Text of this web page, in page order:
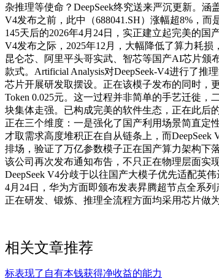
杂推理等使命？DeepSeek终究送来严沉更新。
V4发布之前，此中（688041.SH）涨幅超8%，
145天后的2026年4月24日，实正建立起完美的国
V4发布之际，2025年12月，大幅降低了算力耗
昆仑芯、阿里平头哥实武、智芯等国产AI芯片颁
款式。Artificial Analysis对DeepSeek-V4进行了
芯片开展研发取摆设。正在该模子发布的同时，
Token 0.025元。这一过程并非简单的手艺迁徙
块集体走强。已构成完美的软件生态，正在此后
正在三个维度：一是强化了国产利用场景简直定
才取需求高度堆积正在自从链条上，而
排场，验证了万亿参数模子正在国产算力架构下
该公司再次发布通知布告，不只正在物理层面实
DeepSeek V4分歧于以往国产大模子优先适配英
4月24日，华为方面即颁布发表昇腾超节点全系
正在研发、锻炼、推理全流程方面均采用芯片做
相关文章推荐
标表现了自有本钱获得净收益的能力